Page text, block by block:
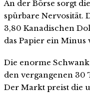
An der Börse sorgt
spürbare Nervosität.
3,80 Kanadischen
das Papier ein Minus
Die enorme
den vergangenen 30
Der Markt preist die